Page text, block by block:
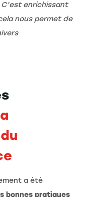
enrichissant
nous permet de
a été
bonnes pratiques